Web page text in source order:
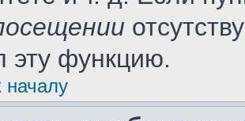
эту функцию.
началу